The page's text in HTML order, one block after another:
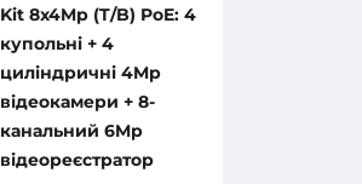
Kit 8x4Mp (T/B) PoE: 4
купольні + 4
циліндричні 4Mp
відеокамери + 8-
канальний 6Mp
відеореєстратор